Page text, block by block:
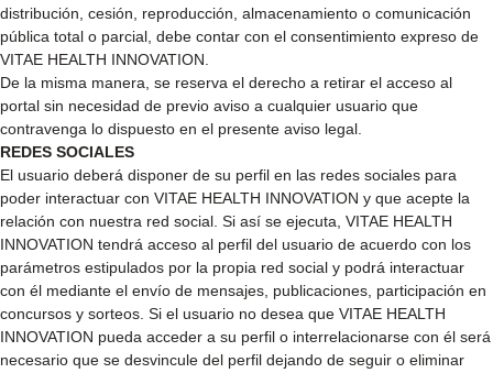
distribución, cesión, reproducción, almacenamiento o comunicación
pública total o parcial, debe contar con el consentimiento expreso de
VITAE HEALTH INNOVATION.
De la misma manera, se reserva el derecho a retirar el acceso al
portal sin necesidad de previo aviso a cualquier usuario que
contravenga lo dispuesto en el presente aviso legal.
REDES SOCIALES
El usuario deberá disponer de su perfil en las redes sociales para
poder interactuar con VITAE HEALTH INNOVATION y que acepte la
relación con nuestra red social. Si así se ejecuta, VITAE HEALTH
INNOVATION tendrá acceso al perfil del usuario de acuerdo con los
parámetros estipulados por la propia red social y podrá interactuar
con él mediante el envío de mensajes, publicaciones, participación en
concursos y sorteos. Si el usuario no desea que VITAE HEALTH
INNOVATION pueda acceder a su perfil o interrelacionarse con él será
necesario que se desvincule del perfil dejando de seguir o eliminar